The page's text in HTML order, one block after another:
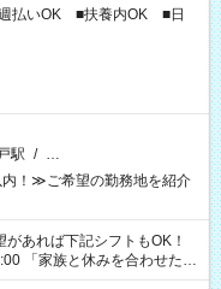
払いOK ■扶養内OK ■日
駅 / …
！≫ご希望の勤務地を紹介
せた
たい」 「できれば残業はし